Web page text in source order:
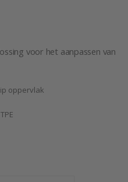
voor het aanpassen van
oppervlak